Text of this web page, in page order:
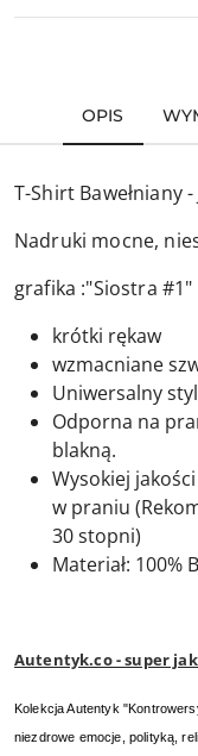
OPIS
T-Shirt Bawełniany
Nadruki mocne,
grafika :"Siostra #1"
krótki rękaw
wzmacniane
Uniwersalny
Odporna na
blakną.
Wysokiej
w praniu
30 stopni)
Materiał: 100%
Autentyk.co - super
Kolekcja Autentyk
niezdrowe emocje, polityką,